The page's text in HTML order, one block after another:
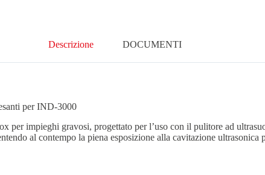
Descrizione DOCUMENTI
per IND-3000
per impieghi gravosi, progettato per l’uso con il pulitore ad
al contempo la piena esposizione alla cavitazione ultrasonica